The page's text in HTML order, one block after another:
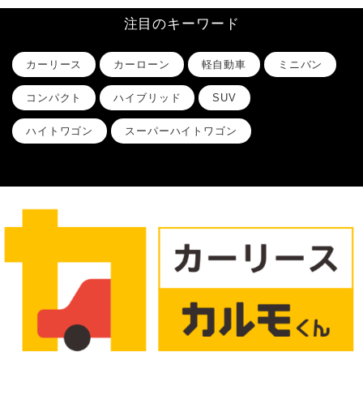
注目のキーワード
カーリース カーローン 軽自動車 ミニバン
コンパクト ハイブリッド SUV
ハイトワゴン スーパーハイトワゴン